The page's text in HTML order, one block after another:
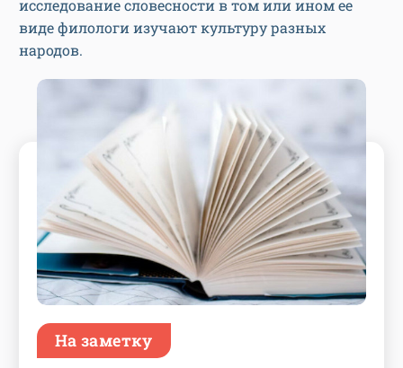
исследование словесности в том или ином ее
виде филологи изучают культуру разных
народов.
На заметку